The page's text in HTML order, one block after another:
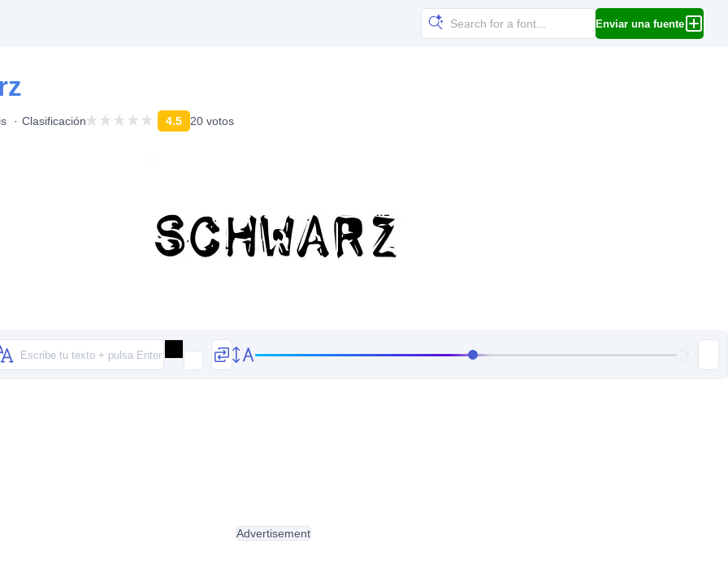
Enviar una fuente
Clasificación 4.5 20 votos
Advertisement